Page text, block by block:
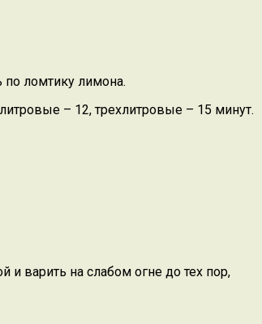
ломтику лимона.
– 12, трехлитровые – 15 минут.
варить на слабом огне до тех пор,